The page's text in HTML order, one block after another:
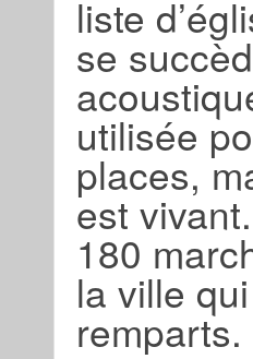
liste
se
utilisée
places,
est
180
la ville
remparts.